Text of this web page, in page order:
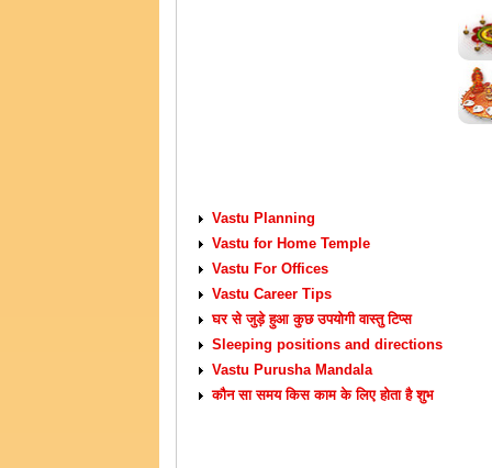
Vastu Planning
Vastu for Home Temple
Vastu For Offices
Vastu Career Tips
घर से जुड़े हुआ कुछ उपयोगी वास्तु टिप्स
Sleeping positions and directions
Vastu Purusha Mandala
कौन सा समय किस काम के लिए होता है शुभ